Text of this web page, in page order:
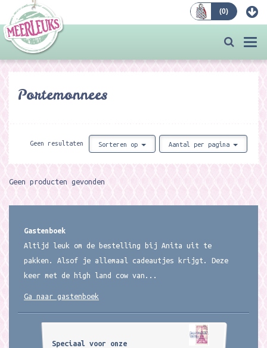
(0)
Portemonnees
Geen resultaten Sorteren op Aantal per pagina
Geen producten gevonden
Gastenboek
Altijd leuk om de bestelling bij Anita uit te
pakken. Alsof je allemaal cadeautjes krijgt. Deze
keer met de high land cow van...
Ga naar gastenboek
Speciaal voor onze